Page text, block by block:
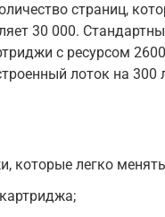
страниц,
30 000.
с ресурсом
лоток на 300
которые легко